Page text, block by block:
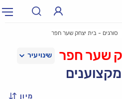
סורגים - בית יצחק שער חפר
שער חפר
מיון